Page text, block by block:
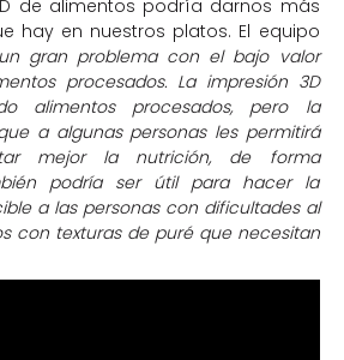
de alimentos podría darnos más
hay en nuestros platos. El equipo
un gran problema con el bajo valor
procesados. La impresión 3D
alimentos procesados, pero la
a algunas personas les permitirá
mejor la nutrición, de forma
podría ser útil para hacer la
a las personas con dificultades al
con texturas de puré que necesitan